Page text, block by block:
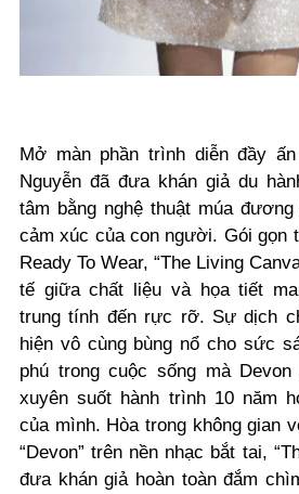
Mở màn phần trình diễn đầy
Nguyễn đã đưa khán giả du
tâm bằng nghệ thuật múa
cảm xúc của con người. Gói gọn
Ready To Wear, “The Living
tế giữa chất liệu và họa tiết
trung tính đến rực rỡ. Sự dịch
hiện vô cùng bùng nổ cho sức
phú trong cuộc sống mà
xuyên suốt hành trình 10 năm
của mình. Hòa trong không gian
“Devon” trên nền nhạc bắt tai, “
đưa khán giả hoàn toàn đắm